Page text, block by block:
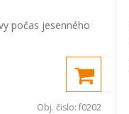
počas jesenného
Obj. čislo: f0202